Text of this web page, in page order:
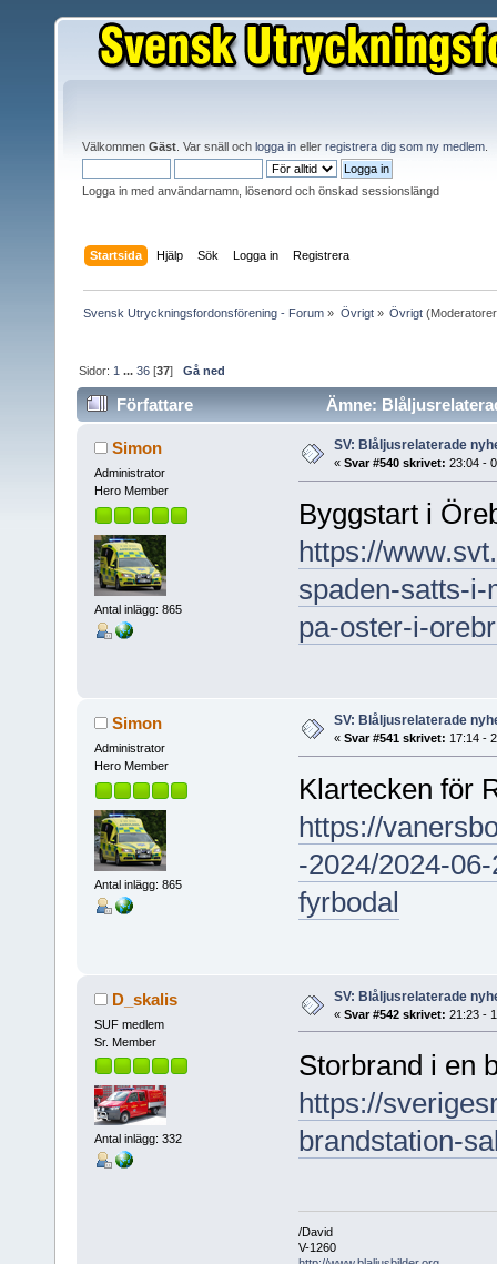
Välkommen Gäst . Var snäll och logga in eller registrera dig som ny medlem
Logga in med användarnamn, lösenord och önskad sessionslängd
Startsida Hjälp Sök Logga in Registrera
Svensk Utryckningsfordonsförening - Forum » Övrigt» Övrigt
Sidor: 1 ...36 [37]Gå ned
Författare Ämne:
Simon
Administrator
Hero Member
Antal inlägg: 865
SV: Blåljusrelaterade
« Svar #540 skrivet: 23:04 -
Byggstart i
https://
spaden-satts-
pa-oster-i-
Simon
Administrator
Hero Member
Antal inlägg: 865
SV: Blåljusrelaterade
« Svar #541 skrivet: 17:14 -
Klartecken för
https://
-2024/2024-
fyrbodal
D_skalis
SUF medlem
Sr. Member
Antal inlägg: 332
SV: Blåljusrelaterade
« Svar #542 skrivet: 21:23 -
Storbrand i en
https://
brandstation-
/David
V-1260